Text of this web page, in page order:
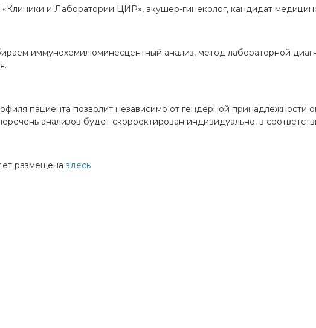
и Лаборатории ЦИР», акушер-гинеколог, кандидат
иммунохемилюминесцентный анализ, метод лабораторной
пациента позволит независимо от гендерной принадлежности
анализов будет скорректирован индивидуально, в
размещена здесь